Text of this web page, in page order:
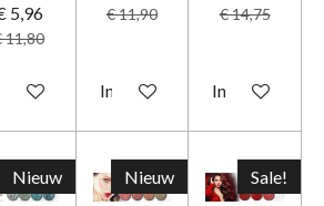
5,96
11,80
winkelwagen
€ 11,90
In winkelwagen
€ 14,75
In
Nieuw Nieuw Sale!